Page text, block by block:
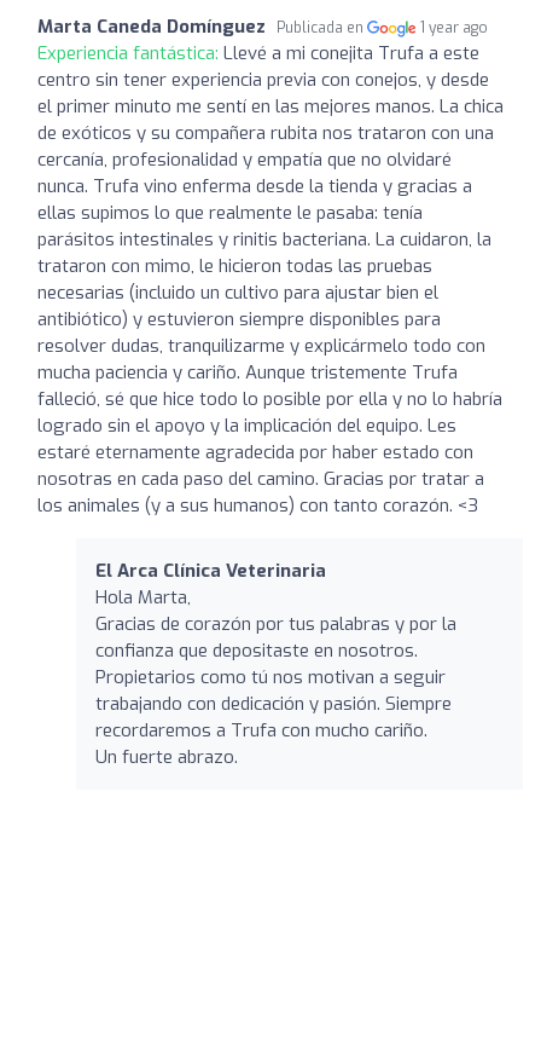
Marta Caneda Domínguez Publicada en 1 year ago
Experiencia fantástica: Llevé a mi conejita Trufa a este
centro sin tener experiencia previa con conejos, y desde
el primer minuto me sentí en las mejores manos. La chica
de exóticos y su compañera rubita nos trataron con una
cercanía, profesionalidad y empatía que no olvidaré
nunca. Trufa vino enferma desde la tienda y gracias a
ellas supimos lo que realmente le pasaba: tenía
parásitos intestinales y rinitis bacteriana. La cuidaron, la
trataron con mimo, le hicieron todas las pruebas
necesarias (incluido un cultivo para ajustar bien el
antibiótico) y estuvieron siempre disponibles para
resolver dudas, tranquilizarme y explicármelo todo con
mucha paciencia y cariño. Aunque tristemente Trufa
falleció, sé que hice todo lo posible por ella y no lo habría
logrado sin el apoyo y la implicación del equipo. Les
estaré eternamente agradecida por haber estado con
nosotras en cada paso del camino. Gracias por tratar a
los animales (y a sus humanos) con tanto corazón. <3
El Arca Clínica Veterinaria
Hola Marta,
Gracias de corazón por tus palabras y por la
confianza que depositaste en nosotros.
Propietarios como tú nos motivan a seguir
trabajando con dedicación y pasión. Siempre
recordaremos a Trufa con mucho cariño.
Un fuerte abrazo.